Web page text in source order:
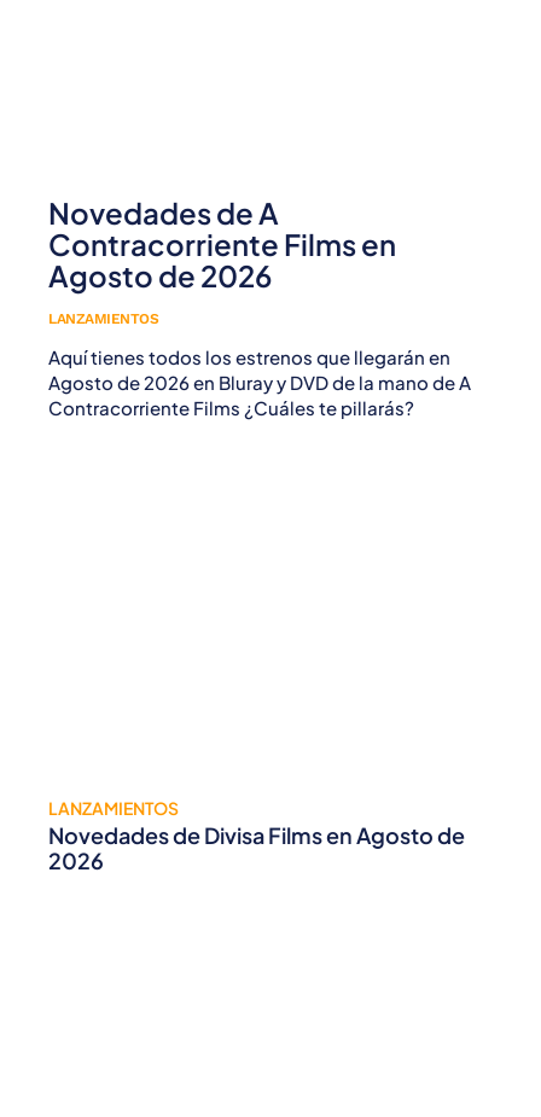
Novedades de A
Contracorriente Films en
Agosto de 2026
LANZAMIENTOS
Aquí tienes todos los estrenos que llegarán en
Agosto de 2026 en Bluray y DVD de la mano de A
Contracorriente Films ¿Cuáles te pillarás?
LANZAMIENTOS
Novedades de Divisa Films en Agosto de
2026